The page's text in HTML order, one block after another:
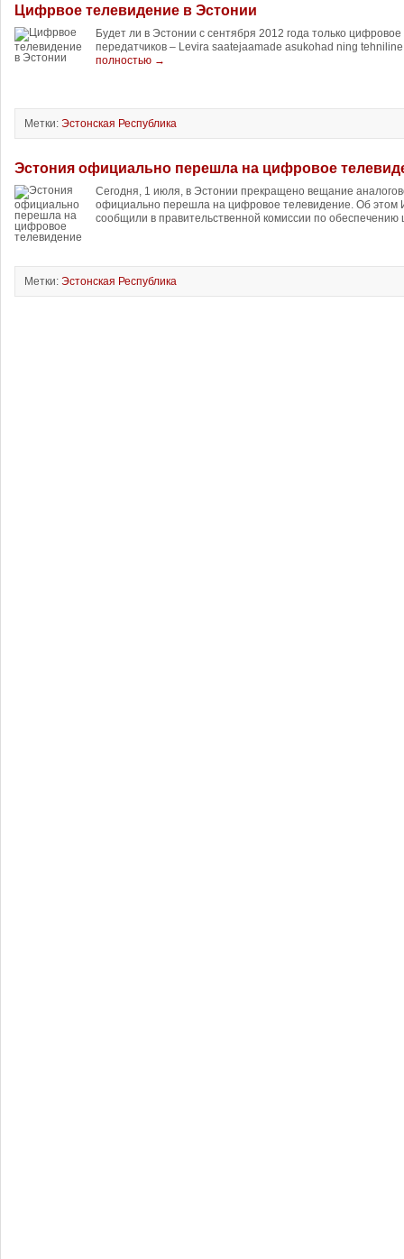
Цифрвое телевидение в Эстонии
Будет ли в Эстонии с сентября 2012 года только
передатчиков – Levira saatejaamade asukohad ning
полностью →
Метки: Эстонская Республика
Эстония официально перешла на цифровое
Сегодня, 1 июля, в Эстонии прекращено вещание
официально перешла на цифровое телевидение. Об этом
сообщили в правительственной комиссии по
Метки: Эстонская Республика